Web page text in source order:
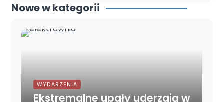
Nowe w kategorii
WYDARZENIA
Ekstremalne upały uderzają w